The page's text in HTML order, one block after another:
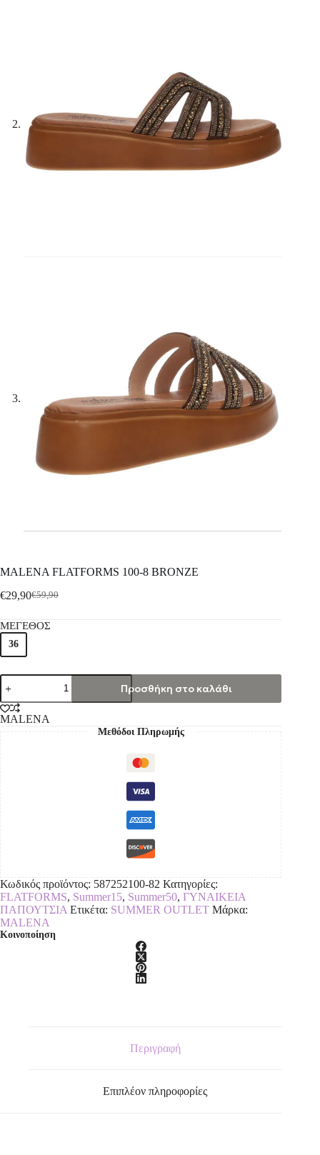
MALENA FLATFORMS 100-8 BRΟΝΖΕ
€59,90
€29,90
ΜΕΓΕΘΟΣ
36
Προσθήκη στο καλάθι
MALENA
Μεθόδοι Πληρωμής
Κωδικός προϊόντος: 587252100-82 Κατηγορίες:
FLATFORMS, Summer15, Summer50, ΓΥΝΑΙΚΕΙΑ
ΠΑΠΟΥΤΣΙΑ Ετικέτα: SUMMER OUTLET Μάρκα:
MALENA
Κοινοποίηση
Περιγραφή
Επιπλέον πληροφορίες